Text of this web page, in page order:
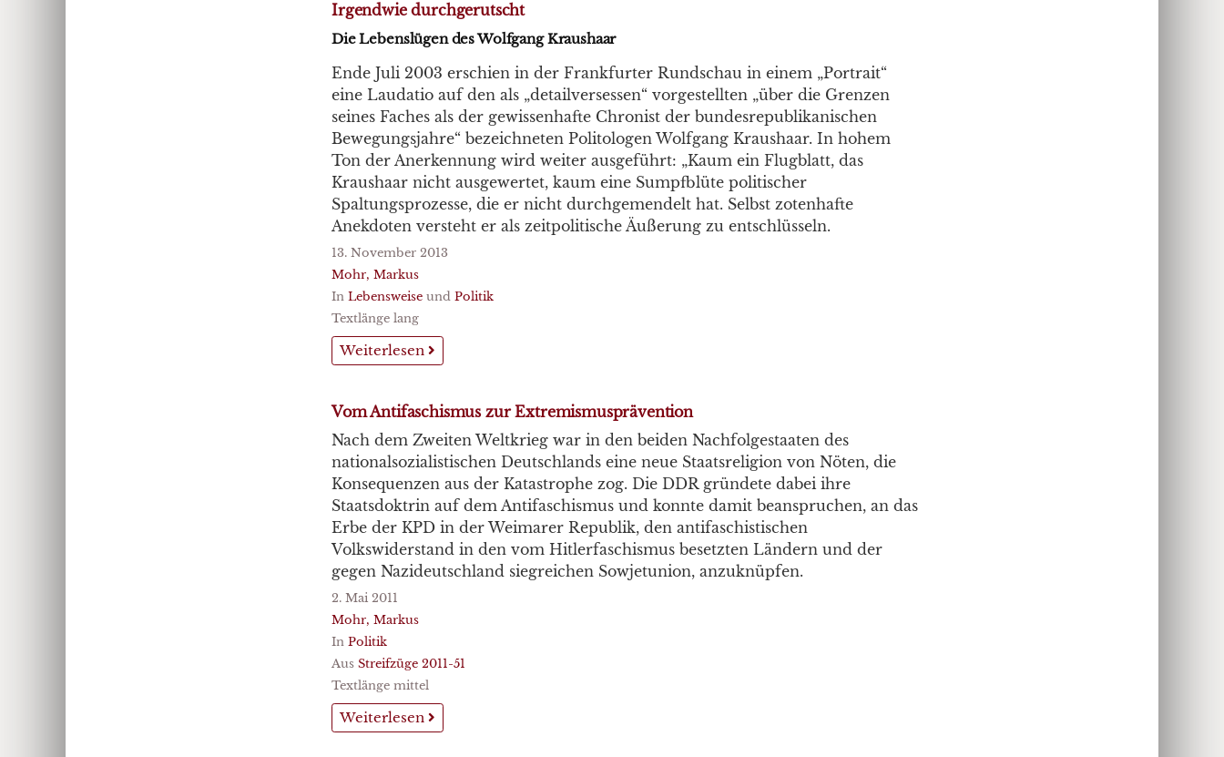
Irgendwie durchgerutscht
Die Lebenslügen des Wolfgang Kraushaar
Ende Juli 2003 erschien in der Frankfurter Rundschau in einem „Portrait“
eine Laudatio auf den als „detailversessen“ vorgestellten „über die Grenzen
seines Faches als der gewissenhafte Chronist der bundesrepublikanischen
Bewegungsjahre“ bezeichneten Politologen Wolfgang Kraushaar. In hohem
Ton der Anerkennung wird weiter ausgeführt: „Kaum ein Flugblatt, das
Kraushaar nicht ausgewertet, kaum eine Sumpfblüte politischer
Spaltungsprozesse, die er nicht durchgemendelt hat. Selbst zotenhafte
Anekdoten versteht er als zeitpolitische Äußerung zu entschlüsseln.
13. November 2013
Mohr, Markus
In Lebensweise und Politik
Textlänge lang
Weiterlesen
Vom Antifaschismus zur Extremismusprävention
Nach dem Zweiten Weltkrieg war in den beiden Nachfolgestaaten des
nationalsozialistischen Deutschlands eine neue Staatsreligion von Nöten, die
Konsequenzen aus der Katastrophe zog. Die DDR gründete dabei ihre
Staatsdoktrin auf dem Antifaschismus und konnte damit beanspruchen, an das
Erbe der KPD in der Weimarer Republik, den antifaschistischen
Volkswiderstand in den vom Hitlerfaschismus besetzten Ländern und der
gegen Nazideutschland siegreichen Sowjetunion, anzuknüpfen.
2. Mai 2011
Mohr, Markus
In Politik
Aus Streifzüge 2011-51
Textlänge mittel
Weiterlesen